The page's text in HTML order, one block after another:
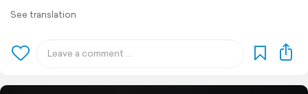
See translation